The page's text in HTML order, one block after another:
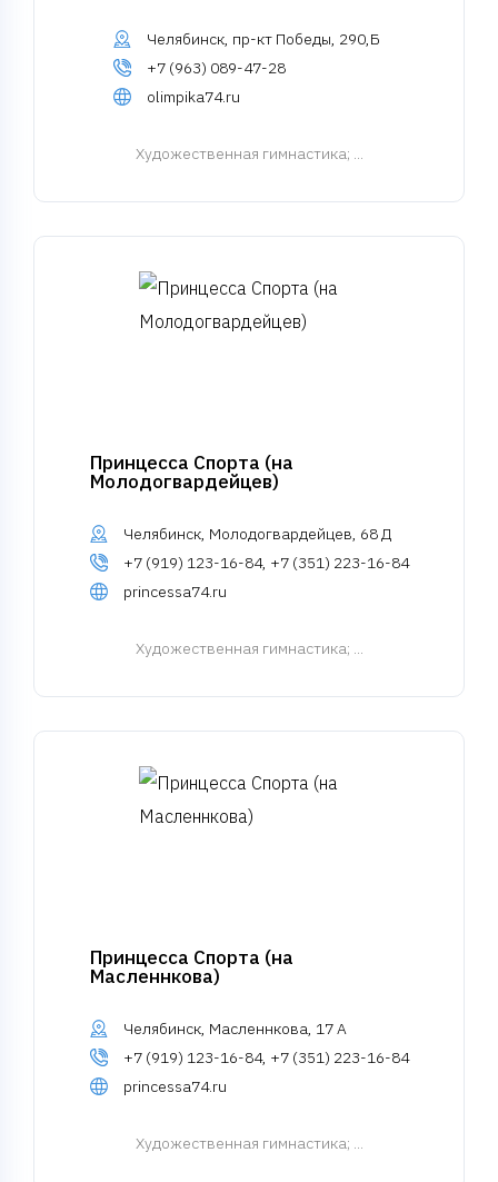
Челябинск, пр-кт Победы, 290,Б
+7 (963) 089-47-28
olimpika74.ru
Художественная гимнастика; ...
Принцесса Спорта (на
Молодогвардейцев)
Челябинск, Молодогвардейцев, 68 Д
+7 (919) 123-16-84, +7 (351) 223-16-84
princessa74.ru
Художественная гимнастика; ...
Принцесса Спорта (на
Масленнкова)
Челябинск, Масленнкова, 17 А
+7 (919) 123-16-84, +7 (351) 223-16-84
princessa74.ru
Художественная гимнастика; ...